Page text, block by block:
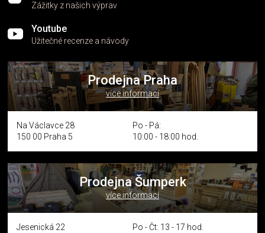
Zážitky z našich výprav
Youtube
Užitečné recenze a návody
Prodejna Praha
více informací
Na Václavce 28
150 00 Praha 5
Po - Pá:
10:00 - 18:00 hod.
Prodejna Šumperk
více informací
Jesenická 22
Po - Čt: 13 - 17 hod.